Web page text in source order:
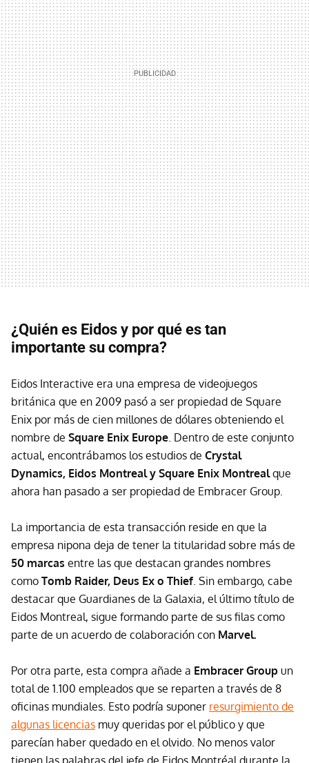
¿Quién es Eidos y por qué es tan
importante su compra?
Eidos Interactive era una empresa de videojuegos
británica que en 2009 pasó a ser propiedad de Square
Enix por más de cien millones de dólares obteniendo el
nombre de Square Enix Europe . Dentro de este conjunto
actual, encontrábamos los estudios de Crystal
Dynamics, Eidos Montreal y Square Enix Montrealque
ahora han pasado a ser propiedad de Embracer Group.
La importancia de esta transacción reside en que la
empresa nipona deja de tener la titularidad sobre más de
50 marcas entre las que destacan grandes nombres
como Tomb Raider, Deus Ex o Thief . Sin embargo, cabe
destacar que Guardianes de la Galaxia, el último título de
Eidos Montreal, sigue formando parte de sus filas como
parte de un acuerdo de colaboración con Marvel.
Por otra parte, esta compra añade a Embracer Group un
total de 1.100 empleados que se reparten a través de 8
oficinas mundiales. Esto podría suponer resurgimiento de
algunas licencias muy queridas por el público y que
parecían haber quedado en el olvido. No menos valor
tienen las palabras del jefe de Eidos Montréal durante la